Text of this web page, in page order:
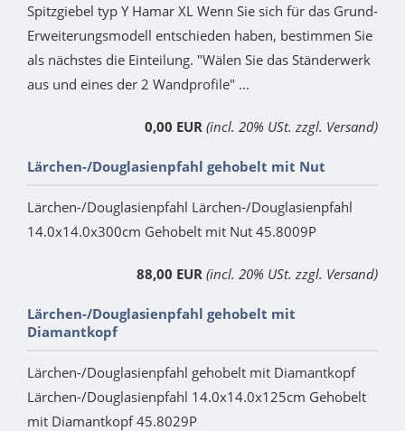
Spitzgiebel typ Y Hamar XL Wenn Sie sich für das Grund-
Erweiterungsmodell entschieden haben, bestimmen Sie
als nächstes die Einteilung. "Wälen Sie das Ständerwerk
aus und eines der 2 Wandprofile" ...
0,00 EUR (incl. 20% USt. zzgl. Versand)
Lärchen-/Douglasienpfahl gehobelt mit Nut
Lärchen-/Douglasienpfahl Lärchen-/Douglasienpfahl
14.0x14.0x300cm Gehobelt mit Nut 45.8009P
88,00 EUR (incl. 20% USt. zzgl. Versand)
Lärchen-/Douglasienpfahl gehobelt mit
Diamantkopf
Lärchen-/Douglasienpfahl gehobelt mit Diamantkopf
Lärchen-/Douglasienpfahl 14.0x14.0x125cm Gehobelt
mit Diamantkopf 45.8029P